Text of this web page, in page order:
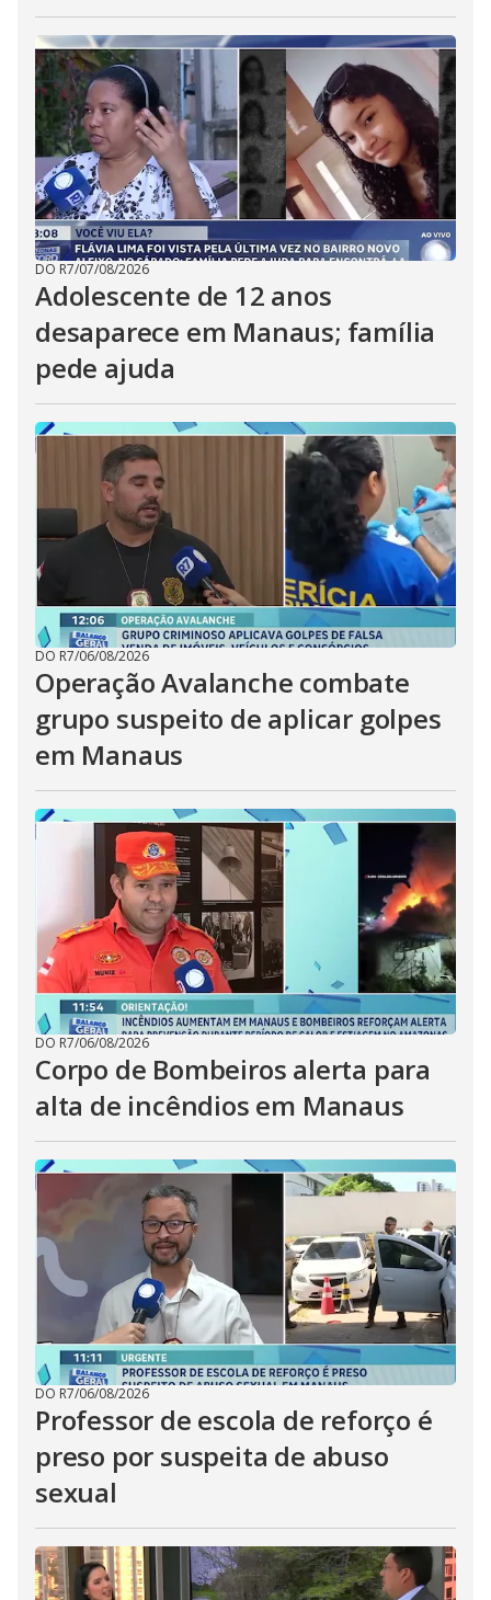
DO R7/07/08/2026
Adolescente de 12 anos
desaparece em Manaus; família
pede ajuda
DO R7/06/08/2026
Operação Avalanche combate
grupo suspeito de aplicar golpes
em Manaus
DO R7/06/08/2026
Corpo de Bombeiros alerta para
alta de incêndios em Manaus
DO R7/06/08/2026
Professor de escola de reforço é
preso por suspeita de abuso
sexual